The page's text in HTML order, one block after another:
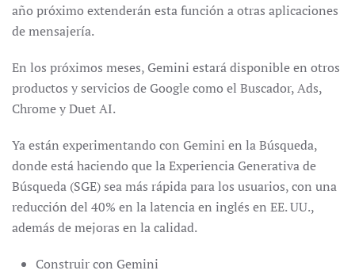
año próximo extenderán esta función a otras aplicaciones
de mensajería.
En los próximos meses, Gemini estará disponible en otros
productos y servicios de Google como el Buscador, Ads,
Chrome y Duet AI.
Ya están experimentando con Gemini en la Búsqueda,
donde está haciendo que la Experiencia Generativa de
Búsqueda (SGE) sea más rápida para los usuarios, con una
reducción del 40% en la latencia en inglés en EE. UU.,
además de mejoras en la calidad.
Construir con Gemini